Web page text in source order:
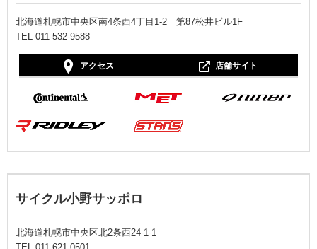
北海道札幌市中央区南4条西4丁目1-2 第87松井ビル1F
TEL 011-532-9588
アクセス 店舗サイト
サイクル小野サッポロ
北海道札幌市中央区北2条西24-1-1